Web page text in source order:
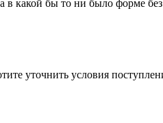
какой бы то ни было форме
уточнить условия